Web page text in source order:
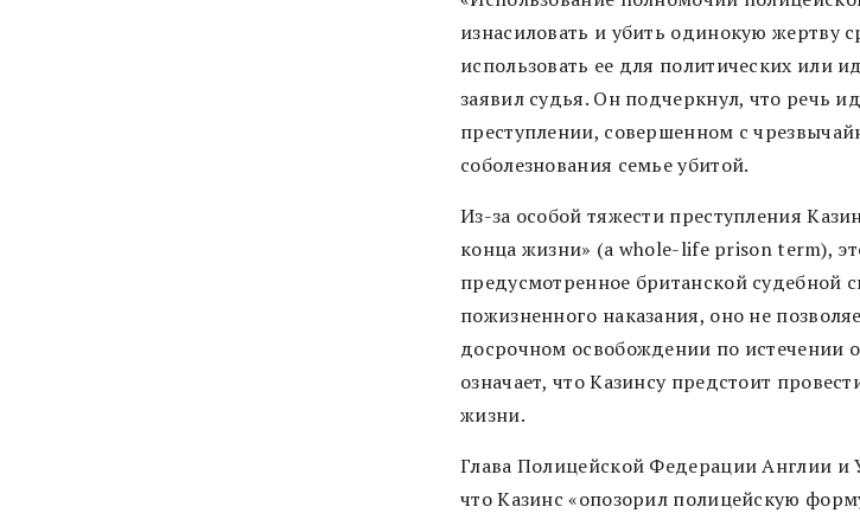
изнасиловать и убить одинокую жертву
использовать ее для политических или
заявил судья. Он подчеркнул, что речь
преступлении, совершенном с
соболезнования семье убитой.
Из-за особой тяжести преступления
конца жизни» (a whole-life prison term),
предусмотренное британской судебной
пожизненного наказания, оно не
досрочном освобождении по истечении
означает, что Казинсу предстоит
жизни.
Глава Полицейской Федерации Англии и
что Казинс «опозорил полицейскую